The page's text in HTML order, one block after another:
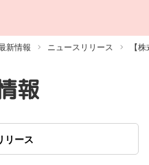
新情報 ニュースリリース 【
報
リース